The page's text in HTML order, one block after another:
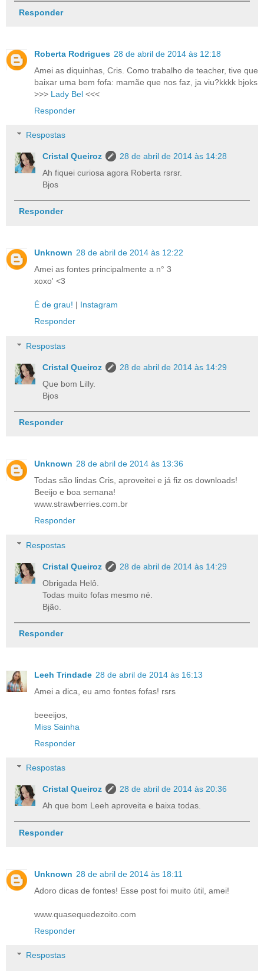
Responder
Roberta Rodrigues 28 de abril de 2014 às 12:18
Amei as diquinhas, Cris. Como trabalho de teacher, tive que
baixar uma bem fofa: mamãe que nos faz, ja viu?kkkk bjoks
>>> Lady Bel <<<
Responder
Respostas
Cristal Queiroz
28 de abril de 2014 às 14:28
Ah fiquei curiosa agora Roberta rsrsr.
Bjos
Responder
Unknown 28 de abril de 2014 às 12:22
Amei as fontes principalmente a n° 3
xoxo' <3
É de grau! | Instagram
Responder
Respostas
Cristal Queiroz
28 de abril de 2014 às 14:29
Que bom Lilly.
Bjos
Responder
Unknown 28 de abril de 2014 às 13:36
Todas são lindas Cris, aproveitei e já fiz os downloads!
Beeijo e boa semana!
www.strawberries.com.br
Responder
Respostas
Cristal Queiroz
28 de abril de 2014 às 14:29
Obrigada Helô.
Todas muito fofas mesmo né.
Bjão.
Responder
Leeh Trindade 28 de abril de 2014 às 16:13
Amei a dica, eu amo fontes fofas! rsrs
beeeijos,
Miss Sainha
Responder
Respostas
Cristal Queiroz
28 de abril de 2014 às 20:36
Ah que bom Leeh aproveita e baixa todas.
Responder
Unknown 28 de abril de 2014 às 18:11
Adoro dicas de fontes! Esse post foi muito útil, amei!
www.quasequedezoito.com
Responder
Respostas